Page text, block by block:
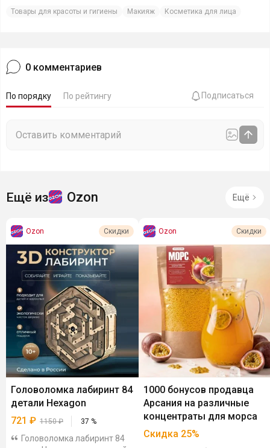
Товары для красоты и гигиены Макияж Косметика для лица
0 комментариев
По порядку По рейтингу Подписаться
Ещё из Ozon Ещё
Ozon Скидки
Головоломка лабиринт 84
детали Hexagon
721 ₽ 1150₽ 37 %
Головоломка лабиринт 84
Ozon Скидки
1000 бонусов продавца
Арсания на различные
концентраты для морса
Скидка 25%